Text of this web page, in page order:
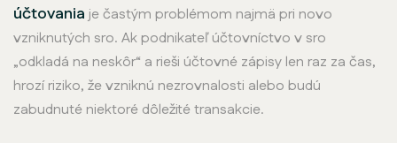
účtovania je častým problémom najmä pri novo
vzniknutých sro. Ak podnikateľ účtovníctvo v sro
„odkladá na neskôr“ a rieši účtovné zápisy len raz za čas,
hrozí riziko, že vzniknú nezrovnalosti alebo budú
zabudnuté niektoré dôležité transakcie.